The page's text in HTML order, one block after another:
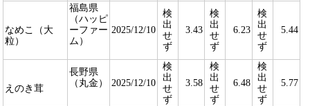
なめこ（大
粒）
福島県
（ハッピ
ーファー
ム）
2025/12/10
検
出
せ
ず
3.43
検
出
せ
ず
6.23
検
出
せ
ず
5.44
えのき茸
長野県
（丸金）
2025/12/10
検
出
せ
ず
3.58
検
出
せ
ず
6.48
検
出
せ
ず
5.77